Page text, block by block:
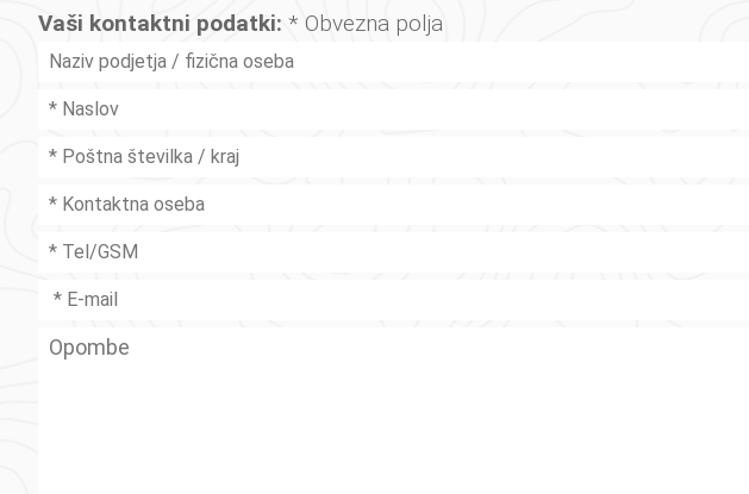
Vaši kontaktni podatki: * Obvezna polja